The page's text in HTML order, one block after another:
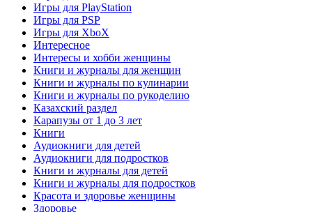
Игры для PlayStation
Игры для PSP
Игры для XboX
Интересное
Интересы и хобби женщины
Книги и журналы для женщин
Книги и журналы по кулинарии
Книги и журналы по рукоделию
Казахский раздел
Карапузы от 1 до 3 лет
Книги
Аудиокниги для детей
Аудиокниги для подростков
Книги и журналы для детей
Книги и журналы для подростков
Красота и здоровье женщины
Здоровье